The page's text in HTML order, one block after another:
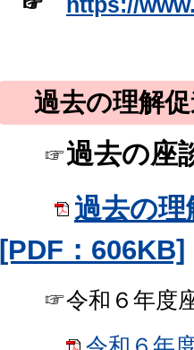
☞
https://
過去の理解
☞過去の座
過去の
[PDF：606KB]
☞令和６年度座